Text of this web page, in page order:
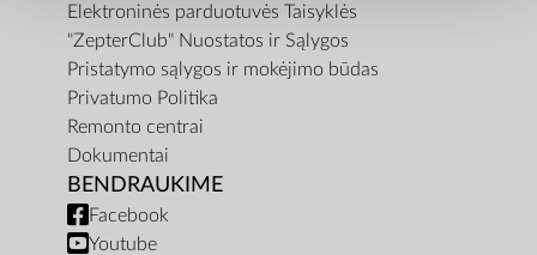
Elektroninės parduotuvės Taisyklės
"ZepterClub" Nuostatos ir Sąlygos
Pristatymo sąlygos ir mokėjimo būdas
Privatumo Politika
Remonto centrai
Dokumentai
BENDRAUKIME
Facebook
Youtube